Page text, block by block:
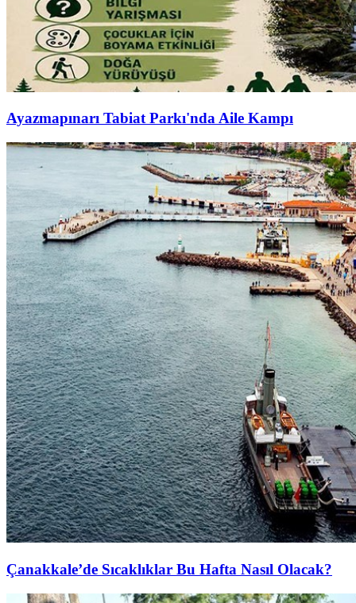
Ayazmapınarı Tabiat Parkı'nda Aile Kampı
Çanakkale’de Sıcaklıklar Bu Hafta Nasıl Olacak?